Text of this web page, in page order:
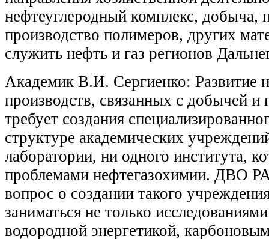
нефтеуглеродный комплекс, добыча,
производство полимеров, других
служить нефть и газ регионов
Академик В.И. Сергиенко: Развитие
производств, связанных с добычей и
требует создания
структуре академических
лаборатории, ни одного института,
проблемами нефтегазохимии. ДВО
вопрос о создании такого
заниматься не только
водородной энергетикой,